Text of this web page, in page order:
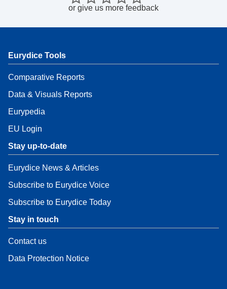
or give us more feedback
Eurydice Tools
Comparative Reports
Data & Visuals Reports
Eurypedia
EU Login
Stay up-to-date
Eurydice News & Articles
Subscribe to Eurydice Voice
Subscribe to Eurydice Today
Stay in touch
Contact us
Data Protection Notice